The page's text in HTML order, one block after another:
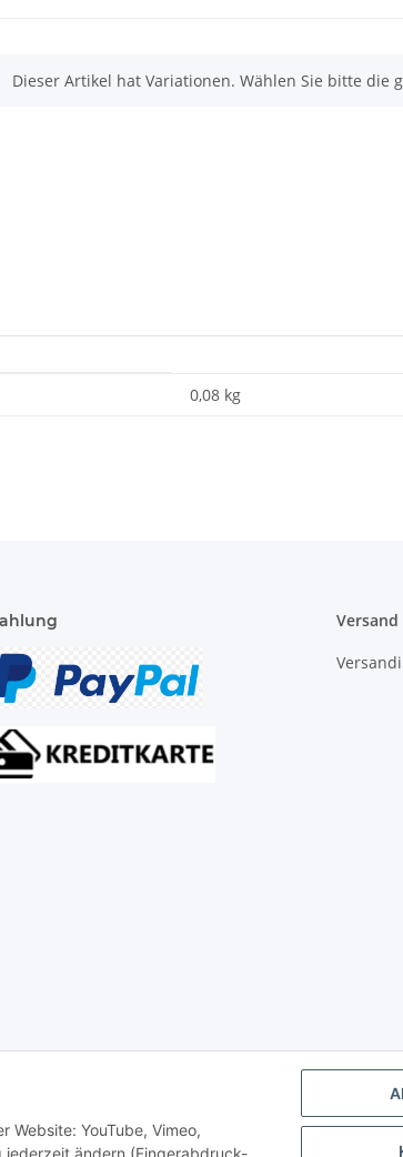
Website: YouTube, Vimeo,
x
Dieser Artikel hat Variationen. Wählen Sie bitte die
0,08 kg
Versand